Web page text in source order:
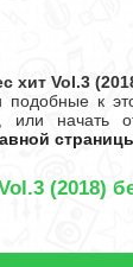
хит Vol.3
к
или начать
(2018)